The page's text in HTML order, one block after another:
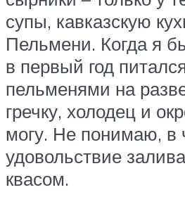
супы, кавказскую
Пельмени. Когда я
в первый год
пельменями на
гречку, холодец и
могу. Не понимаю, в
удовольствие
квасом.